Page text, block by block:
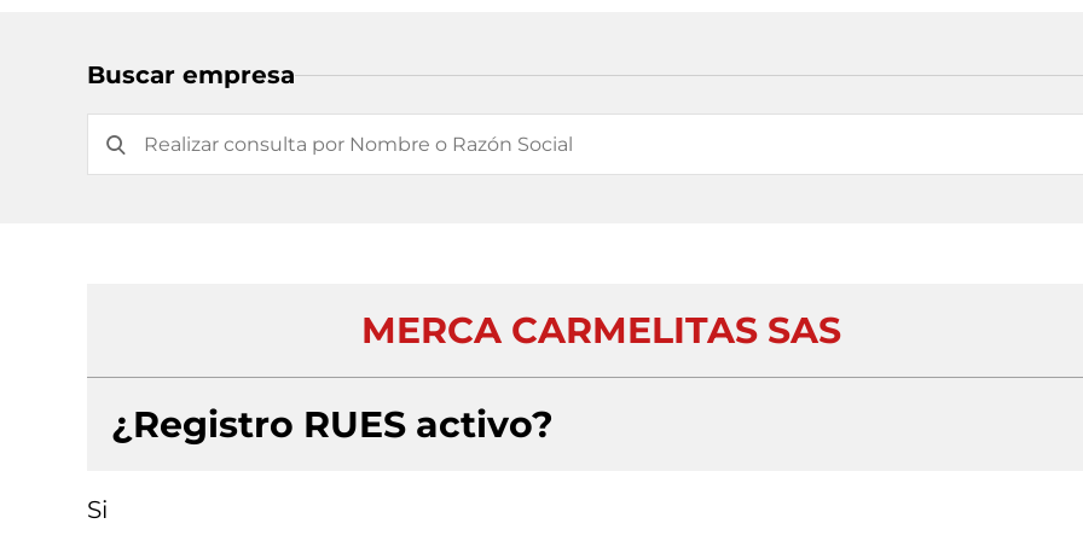
Buscar empresa
MERCA CARMELITAS SAS
¿Registro RUES activo?
Si